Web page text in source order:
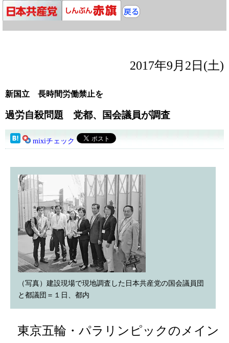
2017年9月2日(土)
新国立 長時間労働禁止を
過労自殺問題 党都、国会議員が調査
mixiチェック
（写真）建設現場で現地調査した日本共産党の国会議員団
と都議団＝１日、都内
東京五輪・パラリンピックのメイン